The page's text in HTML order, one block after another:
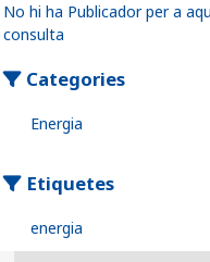
No hi ha Publicador per a
consulta
Categories
Energia
Etiquetes
energia